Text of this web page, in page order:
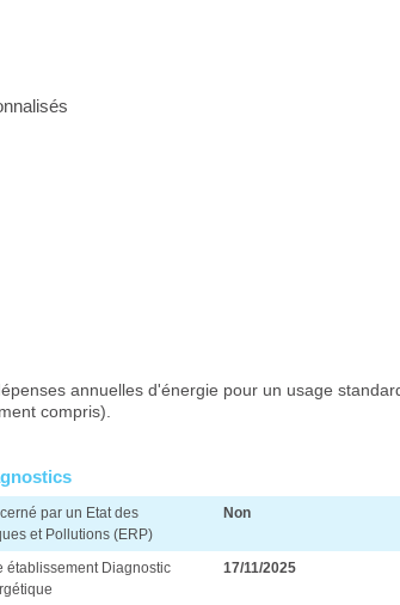
annuelles d'énergie pour un usage
compris).
par un Etat des
et Pollutions (ERP)
Non
établissement Diagnostic
17/11/2025